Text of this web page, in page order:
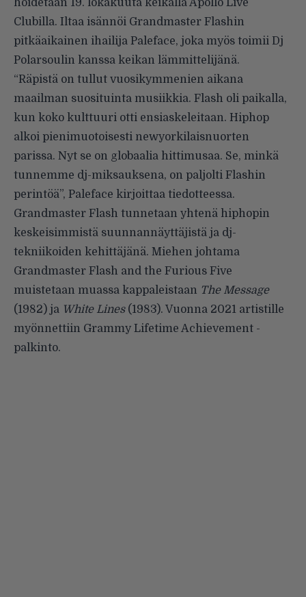
hoidetaan 19. lokakuuta keikalla Apollo Live
Clubilla. Iltaa isännöi Grandmaster Flashin
pitkäaikainen ihailija Paleface, joka myös toimii Dj
Polarsoulin kanssa keikan lämmittelijänä.
“Räpistä on tullut vuosikymmenien aikana
maailman suosituinta musiikkia. Flash oli paikalla,
kun koko kulttuuri otti ensiaskeleitaan. Hiphop
alkoi pienimuotoisesti newyorkilaisnuorten
parissa. Nyt se on globaalia hittimusaa. Se, minkä
tunnemme dj-miksauksena, on paljolti Flashin
perintöä”, Paleface kirjoittaa tiedotteessa.
Grandmaster Flash tunnetaan yhtenä hiphopin
keskeisimmistä suunnannäyttäjistä ja dj-
tekniikoiden kehittäjänä. Miehen johtama
Grandmaster Flash and the Furious Five
muistetaan muassa kappaleistaan The Message
(1982) ja White Lines(1983). Vuonna 2021 artistille
myönnettiin Grammy Lifetime Achievement -
palkinto.